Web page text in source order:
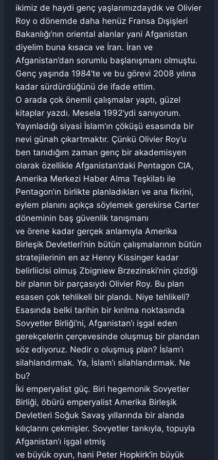
ikimiz de haydi genç yaşlarımızdaydık ve Olivier
Roy o dönemde daha henüz Fransa Dışişleri
Bakanlığı’nın oriental alanlar yani Afganistan
diyelim buna kısaca ve İran. İran ve
Afganistan’dan sorumlu başlanışmanı olmuştu.
Genç yaşında 1984’te ve bu görevi 2008 yılına
kadar sürdürdüğünü de ifade ettim.
O arada çok önemli çalışmalar yaptı, güzel
kitaplar yazdı. Mesela 1992’ydi sanıyorum.
Yayınladığı siyasi İslam’ın çöküşü esasında bir
nevi günah çıkartmaktır. Çünkü Olivier Roy’u
ben tanıdığım zaman genç bir akademisyen
olarak özellikle Afganistan’daki Pentagon CIA,
Amerika Merkezi Haber Alma Teşkilatı ile
Pentagon’ın birlikte planladıkları ve ana fikrini,
eylem planını açıkça söylemek gerekirse Carter
döneminin baş güvenlik tanışmanı
ve örene kadar gerçek anlamıyla Amerika
Birleşik Devletleri’nin bütün çalışmalarının bütün
stratejilerinin en az Henry Kissinger kadar
belirliicisi olmuş Zbigniew Brzezinski’nin çizdiği
bir planın bir parçasıydı Olivier Roy. Bu plan
esasen çok tehlikeli bir plandı. Niye tehlikeli?
Esasında belki tarihin bir kırılma noktasında
Sovyetler Birliği’ni, Afganistan’ı işgal eden
gerekçelerin çerçevesinde oluşmuş bir plandan
söz ediyoruz. Nedir o oluşmuş plan? İslam’ı
silahlandırmak. Ya, İslam’ı silahlandırmak. Ne
bu?
İki emperyalist güç. Biri hegemonik Sovyetler
Birliği, öbürü emperyalist Amerika Birleşik
Devletleri Soğuk Savaş yıllarında bir alanda
kılıçlarını çekmişler. Sovyetler tankıyla, topuyla
Afganistan’ı işgal etmiş
ve büyük oyun, hani Peter Hopkirk’in büyük